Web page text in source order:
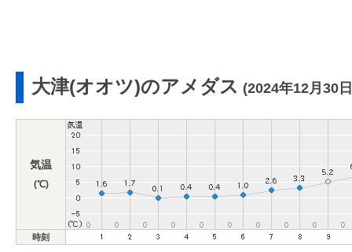
大津(オオツ)のアメダス (2024年12月30
気温
(℃)
時刻